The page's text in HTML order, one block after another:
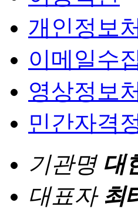
개인정보
이메일수
영상정보
민간자격
기관명 대
대표자 최